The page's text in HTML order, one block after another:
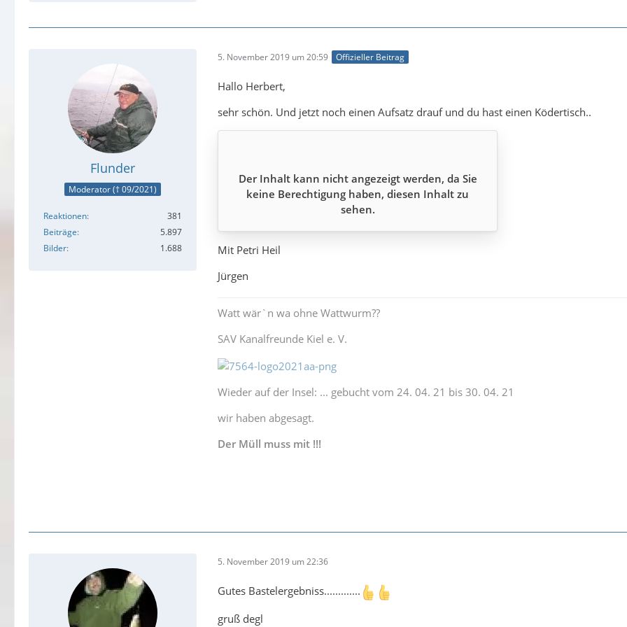
Flunder
Moderator († 09/2021)
Reaktionen
381
Beiträge
5.897
Bilder
1.688
5. November 2019 um 20:59 Offizieller Beitrag
Hallo Herbert,
sehr schön. Und jetzt noch einen Aufsatz drauf und du hast einen Ködertisch..
Der Inhalt kann nicht angezeigt werden, da Sie
keine Berechtigung haben, diesen Inhalt zu
sehen.
Mit Petri Heil
Jürgen
Watt wär`n wa ohne Wattwurm??
SAV Kanalfreunde Kiel e. V.
Wieder auf der Insel: ... gebucht vom 24. 04. 21 bis 30. 04. 21
wir haben abgesagt.
Der Müll muss mit !!!
5. November 2019 um 22:36
Gutes Bastelergebniss.............
gruß degl